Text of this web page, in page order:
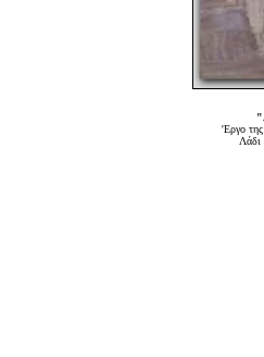
'Εργο
Λάδι